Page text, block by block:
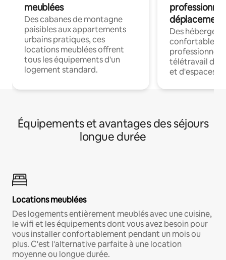
meublées
Des cabanes de montagne
paisibles aux appartements
urbains pratiques, ces
locations meublées offrent
tous les équipements d'un
logement standard.
déplacement
Des
confortables
professionnels
télétravail
et d'espaces
Équipements et avantages des séjours
longue durée
Locations meublées
Des logements entièrement meublés avec une cuisine,
le wifi et les équipements dont vous avez besoin pour
vous installer confortablement pendant un mois ou
plus. C'est l'alternative parfaite à une location
moyenne ou longue durée.